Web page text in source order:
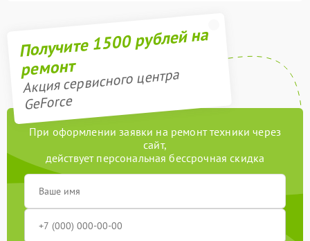
Получите 1500 рублей на
ремонт
Акция сервисного центра
GeForce
При оформлении заявки на ремонт техники через
сайт,
действует персональная бессрочная скидка